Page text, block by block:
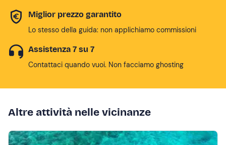
Miglior prezzo garantito
Lo stesso della guida: non applichiamo commissioni
Assistenza 7 su 7
Contattaci quando vuoi. Non facciamo ghosting
Altre attività nelle vicinanze